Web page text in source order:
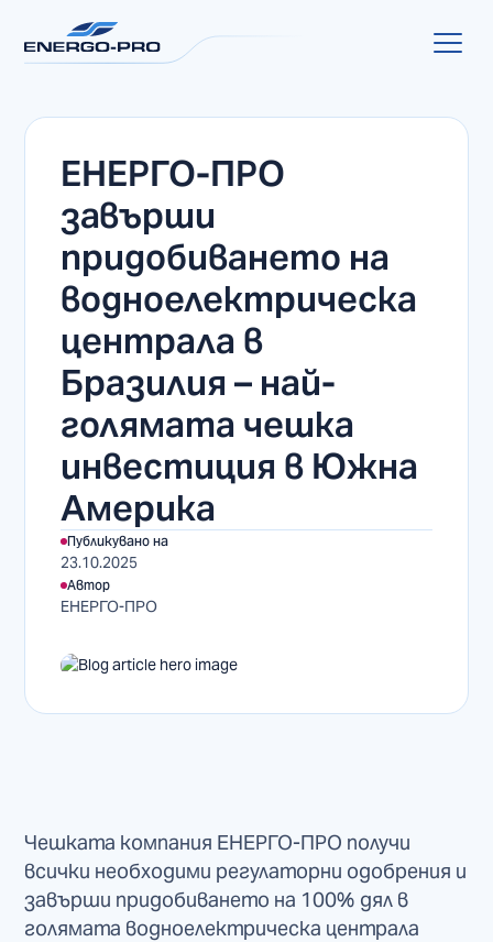
ЕНЕРГО-ПРО
завърши
придобиването на
водноелектрическа
централа в
Бразилия – най-
голямата чешка
инвестиция в Южна
Америка
Публикувано на
23.10.2025
Автор
ЕНЕРГО-ПРО
Чешката компания ЕНЕРГО-ПРО получи
всички необходими регулаторни одобрения и
завърши придобиването на 100% дял в
голямата водноелектрическа централа